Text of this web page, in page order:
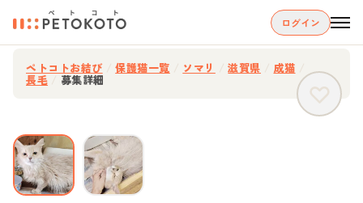
ログイン
ペトコトお結び 保護猫一覧 ソマリ 滋賀県 成猫
長毛 募集詳細